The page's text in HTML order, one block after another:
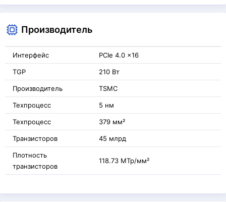
Производитель
Интерфейс PCIe 4.0 x16
TGP 210 Вт
Производитель TSMC
Техпроцесс 5 нм
Техпроцесс 379 мм²
Транзисторов 45 млрд
Плотность
транзисторов
118.73 МТр/мм²